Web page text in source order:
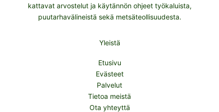
kattavat arvostelut ja käytännön ohjeet työkaluista,
puutarhavälineistä sekä metsäteollisuudesta.
Yleistä
Etusivu
Evästeet
Palvelut
Tietoa meistä
Ota yhteyttä